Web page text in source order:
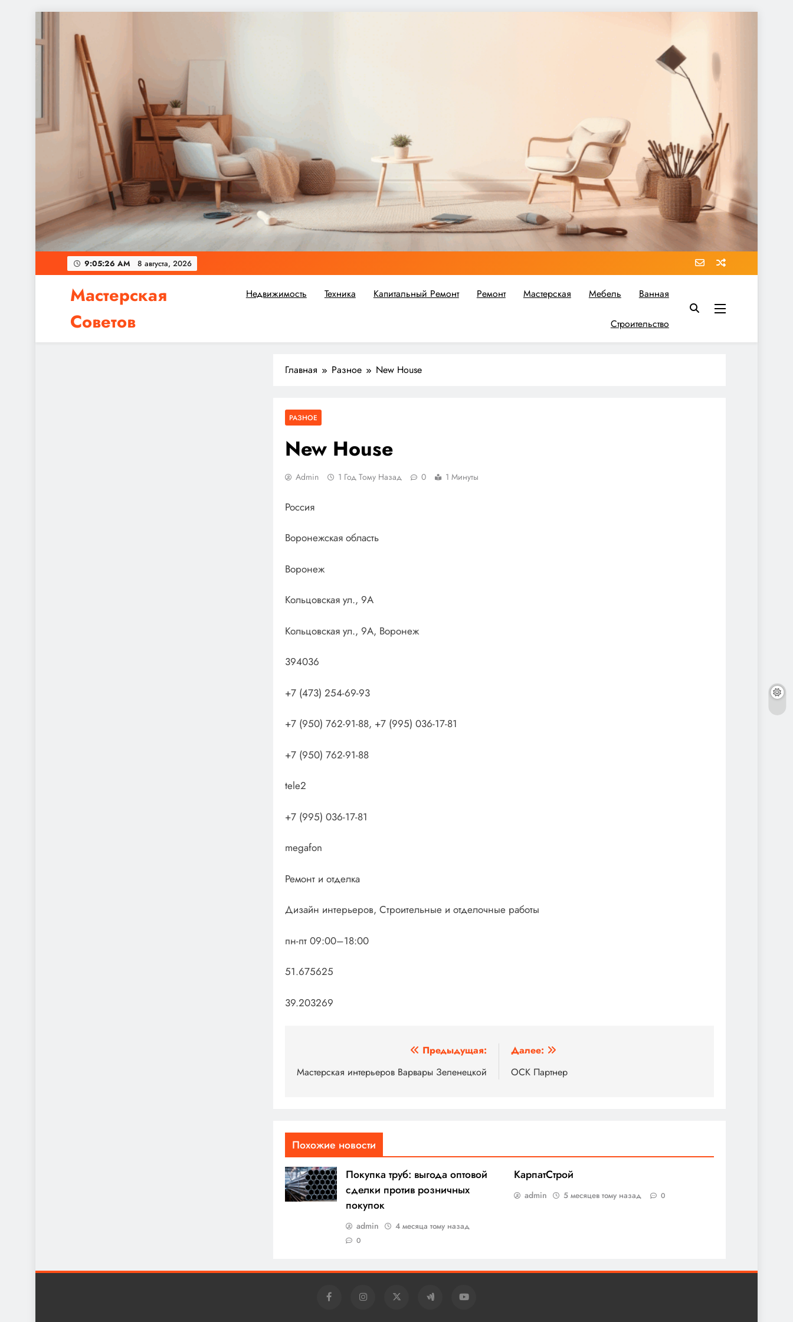
содержимому
9:05:26 AM 8 августа, 2026
Мастерская
Советов
Независимо от того, планируете ли вы небольшой ремонт или крупное строительство, в Мастерской Советов вы найдете все необходимое для реализации своих идей!
Недвижимость Техника Капитальный Ремонт Ремонт Мастерская Мебель Ванная
Строительство
Главная Разное New House
РАЗНОЕ
New House
Admin 1 Год Тому Назад 0 1 Минуты
Россия
Воронежская область
Воронеж
Кольцовская ул., 9А
Кольцовская ул., 9А, Воронеж
394036
+7 (473) 254-69-93
+7 (950) 762-91-88, +7 (995) 036-17-81
+7 (950) 762-91-88
tele2
+7 (995) 036-17-81
megafon
Ремонт и отделка
Дизайн интерьеров, Строительные и отделочные работы
пн-пт 09:00–18:00
51.675625
39.203269
по
Предыдущая:
Мастерская интерьеров Варвары Зеленецкой
Далее:
ОСК Партнер
Похожие новости
Покупка труб: выгода оптовой
сделки против розничных
покупок
admin 4 месяца тому назад
0
КарпатСтрой
admin 5 месяцев тому назад 0